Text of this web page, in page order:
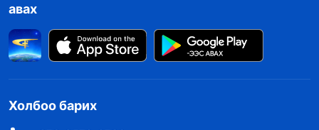
авах
Холбоо барих